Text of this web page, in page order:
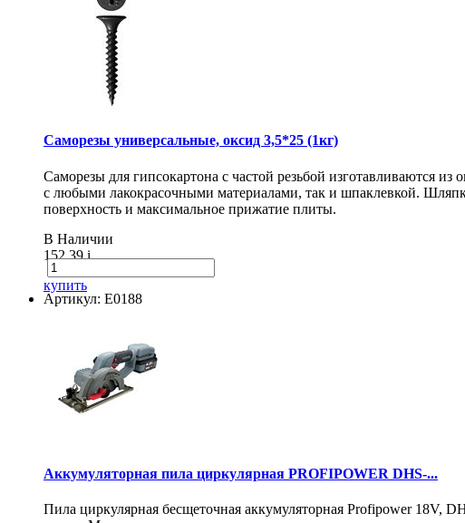
Саморезы универсальные, оксид 3,5*25 (1кг)
Саморезы для гипсокартона с частой резьбой изготавливаются
с любыми лакокрасочными материалами, так и шпаклевкой.
поверхность и максимальное прижатие плиты.
В Наличии
152.39i
купить
Артикул: E0188
Аккумуляторная пила циркулярная PROFIPOWER DHS-...
Пила циркулярная бесщеточная аккумуляторная Profipower 18V,